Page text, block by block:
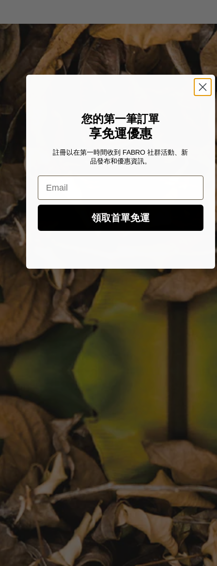
您的第一筆訂單
享免運優惠
註冊以在第一時間收到 FABRO 社群活動、新
品發布和優惠資訊。
Email
領取首單免運